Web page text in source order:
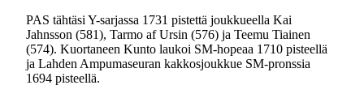
PAS tähtäsi Y-sarjassa 1731 pistettä joukkueella Kai
Jahnsson (581), Tarmo af Ursin (576) ja Teemu Tiainen
(574). Kuortaneen Kunto laukoi SM-hopeaa 1710 pisteellä
ja Lahden Ampumaseuran kakkosjoukkue SM-pronssia
1694 pisteellä.